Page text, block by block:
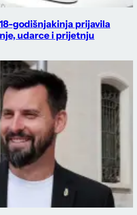
18-godišnjakinja prijavila
udarce i prijetnju